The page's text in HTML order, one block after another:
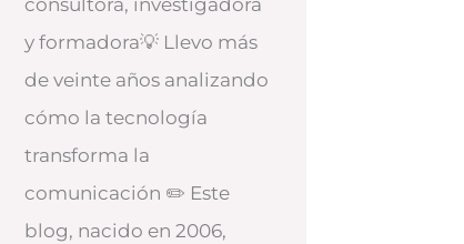
y formadora💡 Llevo más
de veinte años analizando
cómo la tecnología
transforma la
comunicación ✏️ Este
blog, nacido en 2006,